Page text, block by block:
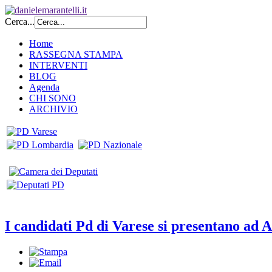
Cerca...
Home
RASSEGNA STAMPA
INTERVENTI
BLOG
Agenda
CHI SONO
ARCHIVIO
I candidati Pd di Varese si presentano ad